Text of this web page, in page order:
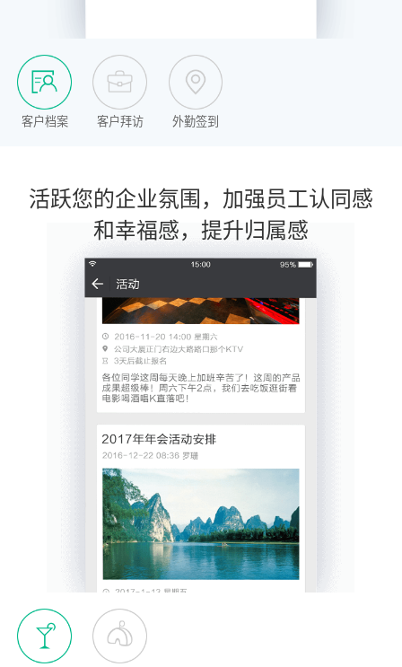
客户档案 客户拜访 外勤签到
活跃您的企业氛围，加强员工认同感
和幸福感，提升归属感